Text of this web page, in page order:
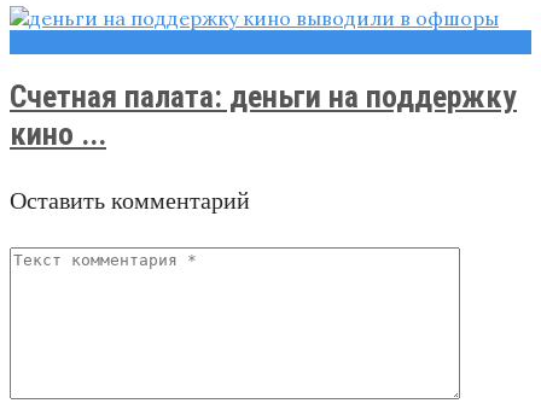
Счетная палата: деньги на поддержку
кино ...
Оставить комментарий